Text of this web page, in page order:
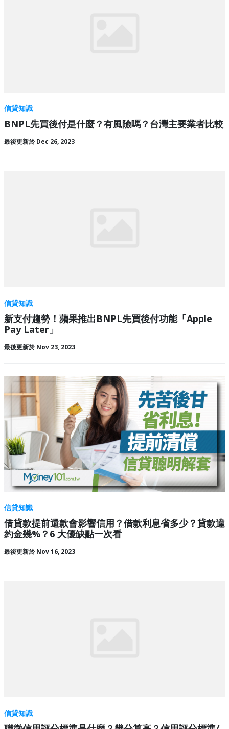
信貸知識
BNPL先買後付是什麼？有風險嗎？台灣主要業者比較
最後更新於 Dec 26, 2023
信貸知識
新支付趨勢！蘋果推出BNPL先買後付功能「Apple
Pay Later」
最後更新於 Nov 23, 2023
信貸知識
借貸款提前還款會影響信用？借款利息省多少？貸款違
約金幾%？6 大優缺點一次看
最後更新於 Nov 16, 2023
信貸知識